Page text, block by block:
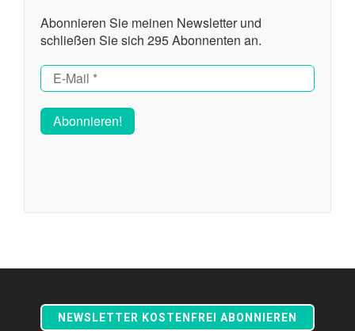
Abonnieren Sie meinen Newsletter und
schließen Sie sich 295 Abonnenten an.
NEWSLETTER KOSTENFREI ABONNIEREN